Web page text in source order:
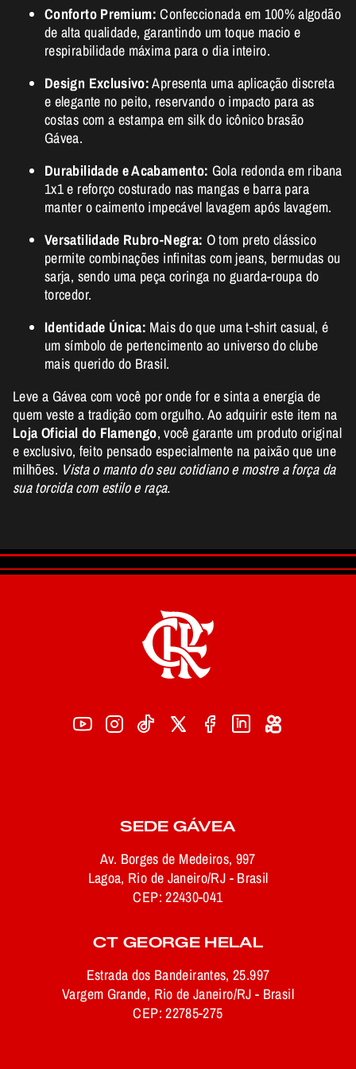
Conforto Premium: Confeccionada em 100% algodão
de alta qualidade, garantindo um toque macio e
respirabilidade máxima para o dia inteiro.
Design Exclusivo:Apresenta uma aplicação discreta
e elegante no peito, reservando o impacto para as
costas com a estampa em silk do icônico brasão
Gávea.
Durabilidade e Acabamento: Gola redonda em ribana
1x1 e reforço costurado nas mangas e barra para
manter o caimento impecável lavagem após lavagem.
Versatilidade Rubro-Negra: O tom preto clássico
permite combinações infinitas com jeans, bermudas ou
sarja, sendo uma peça coringa no guarda-roupa do
torcedor.
Identidade Única: Mais do que uma t-shirt casual, é
um símbolo de pertencimento ao universo do clube
mais querido do Brasil.
Leve a Gávea com você por onde for e sinta a energia de
quem veste a tradição com orgulho. Ao adquirir este item na
Loja Oficial do Flamengo, você garante um produto original
e exclusivo, feito pensado especialmente na paixão que une
milhões. Vista o manto do seu cotidiano e mostre a força da
sua torcida com estilo e raça.
SEDE GÁVEA
Av. Borges de Medeiros, 997
Lagoa, Rio de Janeiro/RJ - Brasil
CEP: 22430-041
CT GEORGE HELAL
Estrada dos Bandeirantes, 25.997
Vargem Grande, Rio de Janeiro/RJ - Brasil
CEP: 22785-275